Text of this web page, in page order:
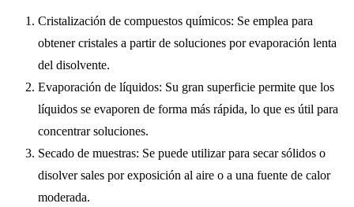
Cristalización de compuestos químicos: Se emplea para
obtener cristales a partir de soluciones por evaporación lenta
del disolvente.
Evaporación de líquidos: Su gran superficie permite que los
líquidos se evaporen de forma más rápida, lo que es útil para
concentrar soluciones.
Secado de muestras: Se puede utilizar para secar sólidos o
disolver sales por exposición al aire o a una fuente de calor
moderada.